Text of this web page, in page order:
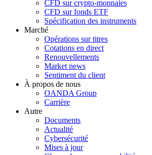
CFD sur crypto-monnaies
CFD sur fonds ETF
Spécification des instruments
Marché
Opérations sur titres
Cotations en direct
Renouvellements
Market news
Sentiment du client
À propos de nous
OANDA Group
Carrière
Autre
Documents
Actualité
Cybersécurité
Mises à jour